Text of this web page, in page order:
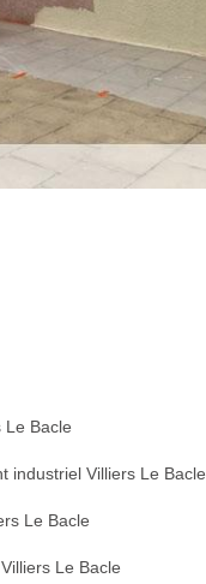
Le Bacle
industriel Villiers Le Bacle
Le Bacle
Le Bacle